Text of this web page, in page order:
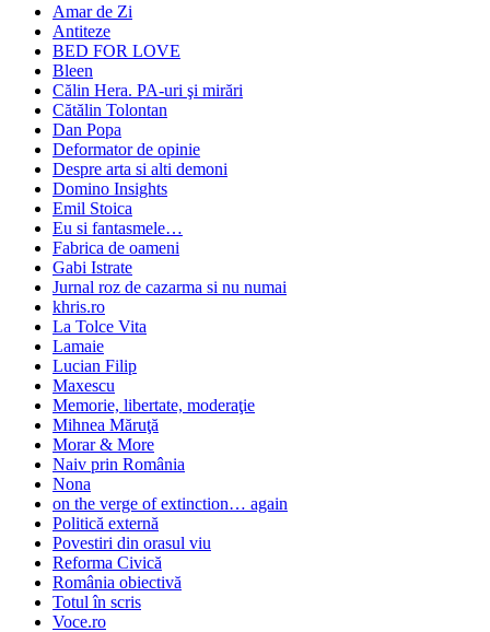
Amar de Zi
Antiteze
BED FOR LOVE
Bleen
Călin Hera. PA-uri şi mirări
Cătălin Tolontan
Dan Popa
Deformator de opinie
Despre arta si alti demoni
Domino Insights
Emil Stoica
Eu si fantasmele…
Fabrica de oameni
Gabi Istrate
Jurnal roz de cazarma si nu numai
khris.ro
La Tolce Vita
Lamaie
Lucian Filip
Maxescu
Memorie, libertate, moderaţie
Mihnea Măruţă
Morar & More
Naiv prin România
Nona
on the verge of extinction… again
Politică externă
Povestiri din orasul viu
Reforma Civică
România obiectivă
Totul în scris
Voce.ro